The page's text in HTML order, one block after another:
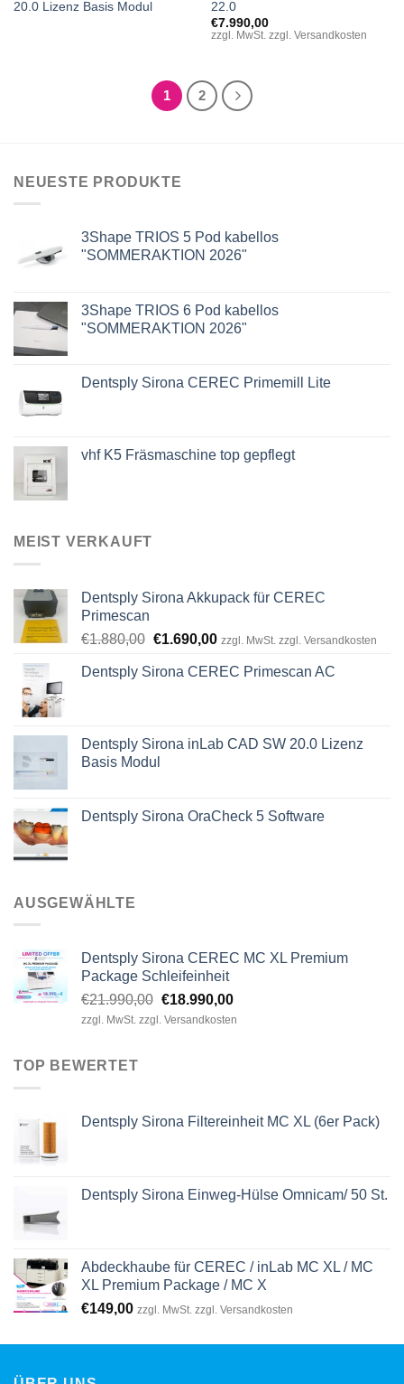
20.0 Lizenz Basis Modul
22.0
€7.990,00
zzgl. MwSt. zzgl. Versandkosten
1 2
NEUESTE PRODUKTE
3Shape TRIOS 5 Pod kabellos
"SOMMERAKTION 2026"
3Shape TRIOS 6 Pod kabellos
"SOMMERAKTION 2026"
Dentsply Sirona CEREC Primemill Lite
vhf K5 Fräsmaschine top gepflegt
MEIST VERKAUFT
Dentsply Sirona Akkupack für CEREC
Primescan
€1.880,00 Ursprünglicher
war:
€1.690,00Aktueller
ist:
zzgl. MwSt. zzgl. Versandkosten
Dentsply Sirona CEREC Primescan AC
Dentsply Sirona inLab CAD SW 20.0 Lizenz
Basis Modul
Dentsply Sirona OraCheck 5 Software
AUSGEWÄHLTE
Dentsply Sirona CEREC MC XL Premium
Package Schleifeinheit
€21.990,00 Ursprünglicher
Preis
€18.990,00Aktueller
Preis
zzgl. MwSt. zzgl. Versandkosten
TOP BEWERTET
Dentsply Sirona Filtereinheit MC XL (6er Pack)
Dentsply Sirona Einweg-Hülse Omnicam/ 50 St.
Abdeckhaube für CEREC / inLab MC XL / MC
XL Premium Package / MC X
€149,00 zzgl. MwSt. zzgl. Versandkosten